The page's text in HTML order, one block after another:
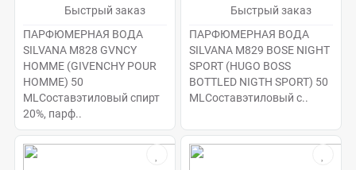
Быстрый заказ
ПАРФЮМЕРНАЯ ВОДА
SILVANA M828 GVNCY
HOMME (GIVENCHY POUR
HOMME) 50
MLСоставэтиловый спирт
20%, парф..
Быстрый заказ
ПАРФЮМЕРНАЯ ВОДА
SILVANA M829 BOSE NIGHT
SPORT (HUGO BOSS
BOTTLED NIGTH SPORT) 50
MLСоставэтиловый с..